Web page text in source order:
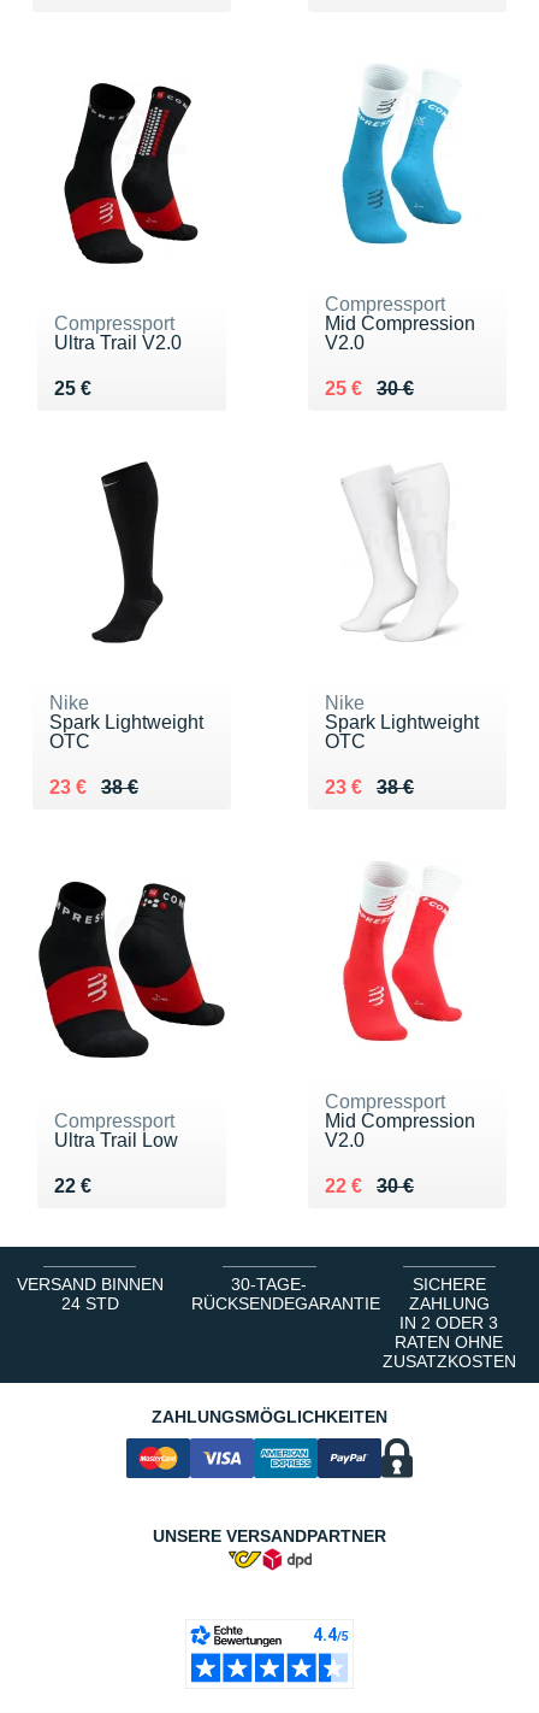
Compressport
Ultra Trail V2.0
25 €
Vendu 25 €
Compressport
Mid Compression
V2.0
30 €
Au lieu de 30 €
25 €
Vendu 25 €
Nike
Spark Lightweight
OTC
38 €
Au lieu de 38 €
23 €
Vendu 23 €
Nike
Spark Lightweight
OTC
38 €
Au lieu de 38 €
23 €
Vendu 23 €
Compressport
Ultra Trail Low
22 €
Vendu 22 €
Compressport
Mid Compression
V2.0
30 €
Au lieu de 30 €
22 €
Vendu 22 €
VERSAND BINNEN
24 STD
30-TAGE-
RÜCKSENDEGARANTIE
SICHERE
ZAHLUNG
IN 2 ODER 3
RATEN OHNE
ZUSATZKOSTEN
ZAHLUNGSMÖGLICHKEITEN
UNSERE VERSANDPARTNER